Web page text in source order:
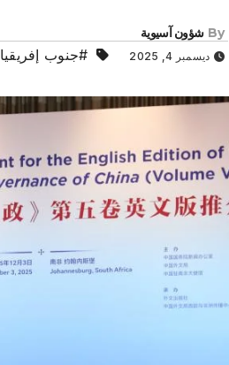
By شؤون آسيوية
ديسمبر 4, 2025 #جنوب إفريقيا